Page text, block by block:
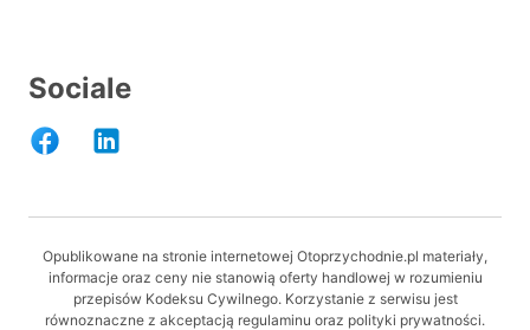
Sociale
Opublikowane na stronie internetowej Otoprzychodnie.pl materiały,
informacje oraz ceny nie stanowią oferty handlowej w rozumieniu
przepisów Kodeksu Cywilnego. Korzystanie z serwisu jest
równoznaczne z akceptacją regulaminu oraz polityki prywatności.